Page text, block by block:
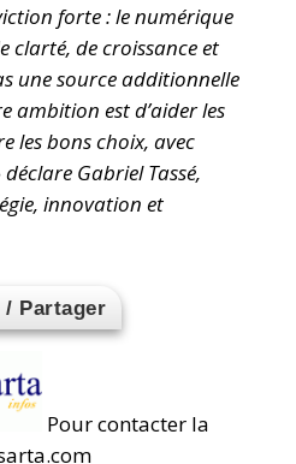
forte : le numérique
clarté, de croissance et
une source additionnelle
ambition est d’aider les
les bons choix, avec
Gabriel Tassé,
innovation et
/ Partager
Pour contacter la